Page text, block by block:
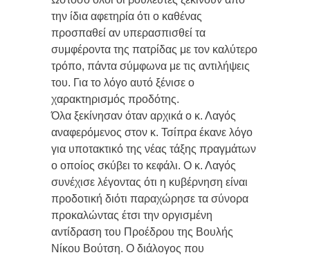
την ίδια αφετηρία ότι ο καθένας
προσπαθεί αν υπερασπισθεί τα
συμφέροντα της πατρίδας με τον καλύτερο
τρόπο, πάντα σύμφωνα με τις αντιλήψεις
του. Για το λόγο αυτό ξένισε ο
χαρακτηρισμός προδότης.
Όλα ξεκίνησαν όταν αρχικά ο κ. Λαγός
αναφερόμενος στον κ. Τσίπρα έκανε λόγο
για υποτακτικό της νέας τάξης πραγμάτων
ο οποίος σκύβει το κεφάλι. Ο κ. Λαγός
συνέχισε λέγοντας ότι η κυβέρνηση είναι
προδοτική διότι παραχώρησε τα σύνορα
προκαλώντας έτσι την οργισμένη
αντίδραση του Προέδρου της Βουλής
Νίκου Βούτση. Ο διάλογος που